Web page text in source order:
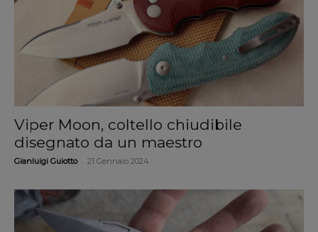
Viper Moon, coltello chiudibile
disegnato da un maestro
Gianluigi Guiotto 21 Gennaio 2024